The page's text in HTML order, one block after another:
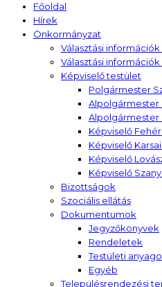
Főoldal
Hírek
Önkormányzat
Választási információk
Választási információk
Képviselő testület
Polgármester
Alpolgármester
Alpolgármester
Képviselő
Képviselő
Képviselő
Képviselő
Bizottságok
Szociális ellátás
Dokumentumok
Jegyzőkönyvek
Rendeletek
Testületi
Egyéb
Településrendezési